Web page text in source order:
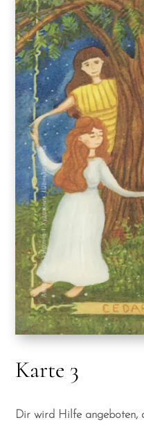
Karte 3
Dir wird Hilfe angeboten,